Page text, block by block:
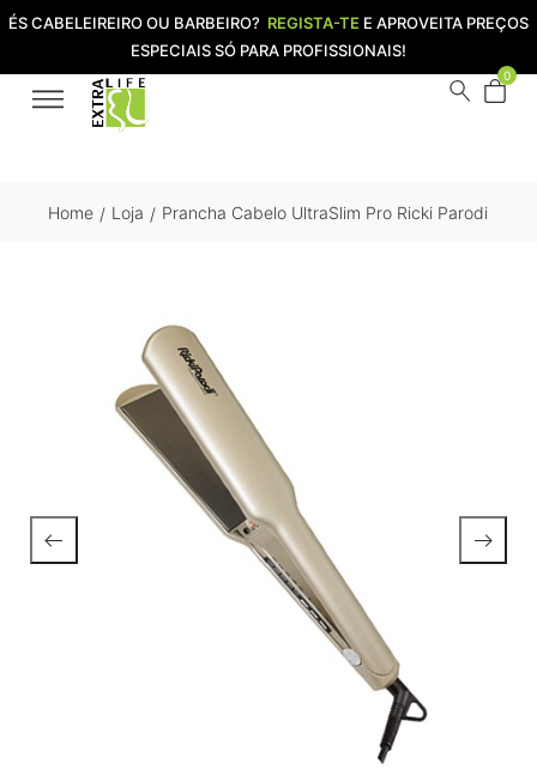
ÉS CABELEIREIRO OU BARBEIRO? REGISTA-TE E APROVEITA PREÇOS
ESPECIAIS SÓ PARA PROFISSIONAIS!
0
Home / Loja / Prancha Cabelo UltraSlim Pro Ricki Parodi